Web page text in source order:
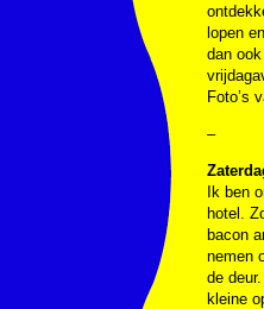
lopen
dan
Foto’s
–
Ik ben
hotel.
bacon
nemen
de
kleine